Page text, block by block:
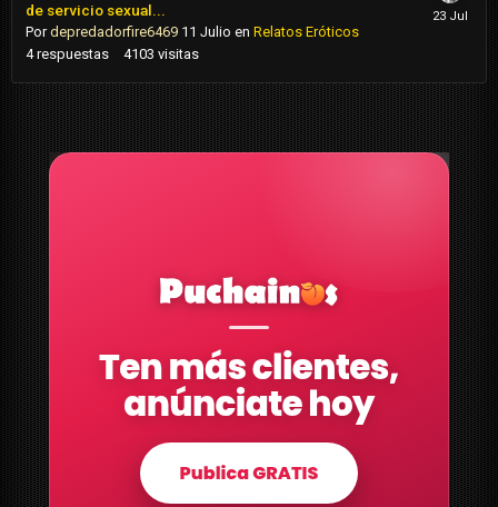
de servicio sexual...
Pordepredadorfire6469 11 Julio en Relatos Eróticos
4 respuestas 4103 visitas